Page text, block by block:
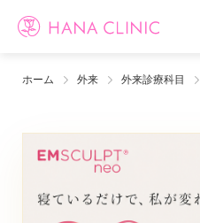
ホーム 外来 外来診療科目
エムスカルプト